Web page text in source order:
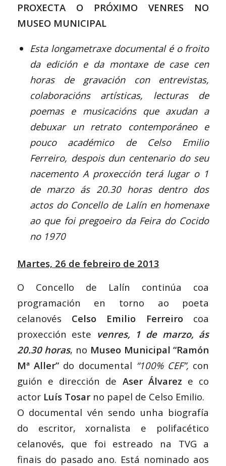
PROXECTA O PRÓXIMO VENRES NO
MUSEO MUNICIPAL
Esta longametraxe documental é o froito
da edición e da montaxe de case cen
horas de gravación con entrevistas,
colaboracións artísticas, lecturas de
poemas e musicacións que axudan a
debuxar un retrato contemporáneo e
pouco académico de Celso Emilio
Ferreiro, despois dun centenario do seu
nacemento A proxección terá lugar o 1
de marzo ás 20.30 horas dentro dos
actos do Concello de Lalín en homenaxe
ao que foi pregoeiro da Feira do Cocido
no 1970
Martes, 26 de febreiro de 2013
O Concello de Lalín continúa coa
programación en torno ao poeta
celanovés Celso Emilio Ferreirocoa
proxección este venres, 1 de marzo, ás
20.30 horas, no Museo Municipal “Ramón
Mª Aller”do documental “100% CEF”, con
guión e dirección de Aser Álvarez e co
actor Luís Tosarno papel de Celso Emilio.
O documental vén sendo unha biografía
do escritor, xornalista e polifacético
celanovés, que foi estreado na TVG a
finais do pasado ano. Está nominado aos